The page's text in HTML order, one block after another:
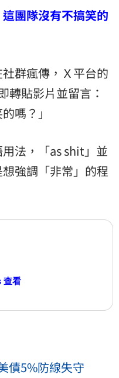
團隊沒有不搞笑的
群瘋傳，Ｘ平台的
轉貼影片並留言：
嗎？」
法，「as shit」並
強調「非常」的程
查看
債5%防線失守